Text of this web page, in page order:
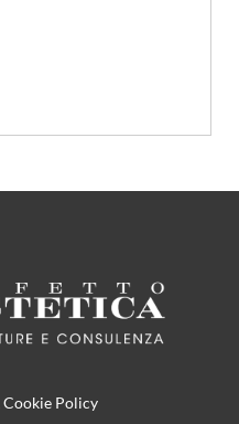
Cookie Policy